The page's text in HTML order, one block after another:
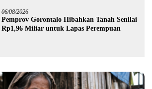
06/08/2026
Pemprov Gorontalo Hibahkan Tanah Senilai
Rp1,96 Miliar untuk Lapas Perempuan